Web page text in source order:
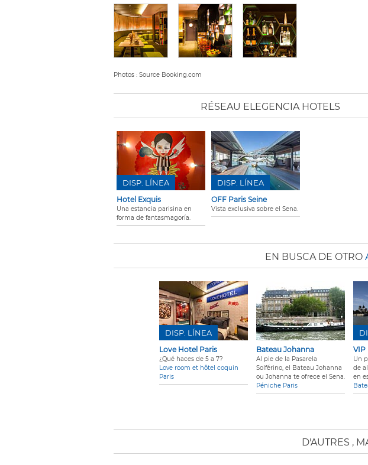
Photos : Source Booking.com
RÉSEAU ELEGENCIA HOTELS
Hotel Exquis
Una estancia parisina en
forma de fantasmagoría.
DISP. LÍNEA
OFF Paris Seine
Vista exclusiva sobre el Sena.
DISP. LÍNEA
EN BUSCA DE OTRO
Love Hotel Paris
¿Qué haces de 5 a 7?
Love room et hôtel coquin
Paris
DISP. LÍNEA
Bateau Johanna
Al pie de la Pasarela
Solférino, el Bateau Johanna
ou Johanna te ofrece el Sena.
Péniche Paris
VIP
Un
de
en
D'AUTRES ,